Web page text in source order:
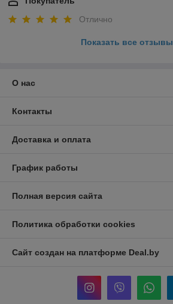
Отлично
Показать все отзывы
О нас
Контакты
Доставка и оплата
График работы
Полная версия сайта
Политика обработки cookies
Сайт создан на платформе Deal.by